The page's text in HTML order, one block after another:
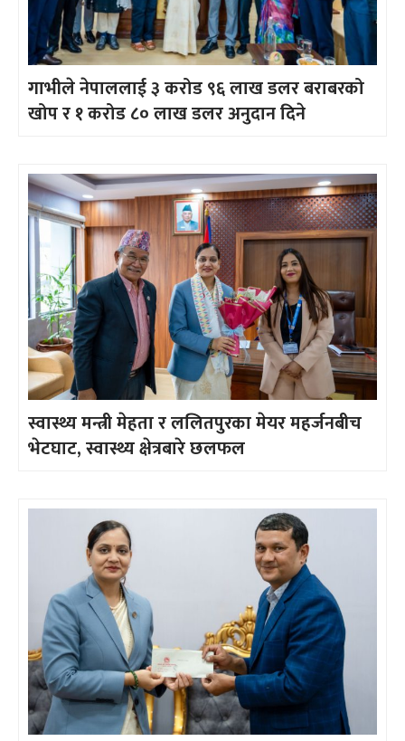
गाभीले नेपाललाई ३ करोड ९६ लाख डलर बराबरको
खोप र १ करोड ८० लाख डलर अनुदान दिने
स्वास्थ्य मन्त्री मेहता र ललितपुरका मेयर महर्जनबीच
भेटघाट, स्वास्थ्य क्षेत्रबारे छलफल